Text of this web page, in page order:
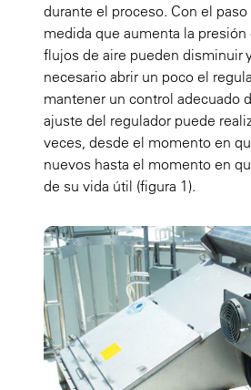
durante el proceso. Con el
medida que aumenta la
flujos de aire pueden disminuir
necesario abrir un poco el
mantener un control adecuado
ajuste del regulador puede
veces, desde el momento en
nuevos hasta el momento en
de su vida útil (figura 1).